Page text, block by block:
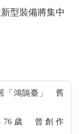
型裝備將集中
「鴻鵠臺」 舊
76歲 曾創作